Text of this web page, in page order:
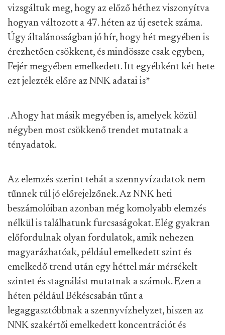
vizsgáltuk meg, hogy az előző héthez viszonyítva
hogyan változott a 47. héten az új esetek száma.
Úgy általánosságban jó hír, hogy hét megyében is
érezhetően csökkent, és mindössze csak egyben,
Fejér megyében emelkedett. Itt egyébként két hete
ezt jelezték előre az NNK adatai is*
. Ahogy hat másik megyében is, amelyek közül
négyben most csökkenő trendet mutatnak a
tényadatok.
Az elemzés szerint tehát a szennyvízadatok nem
tűnnek túl jó előrejelzőnek. Az NNK heti
beszámolóiban azonban még komolyabb elemzés
nélkül is találhatunk furcsaságokat. Elég gyakran
előfordulnak olyan fordulatok, amik nehezen
magyarázhatóak, például emelkedett szint és
emelkedő trend után egy héttel már mérsékelt
szintet és stagnálást mutatnak a számok. Ezen a
héten például Békéscsabán tűnt a
legaggasztóbbnak a szennyvízhelyzet, hiszen az
NNK szakértői emelkedett koncentrációt és